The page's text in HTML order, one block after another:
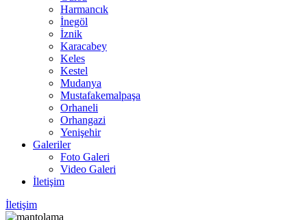
Harmancık
İnegöl
İznik
Karacabey
Keles
Kestel
Mudanya
Mustafakemalpaşa
Orhaneli
Orhangazi
Yenişehir
Galeriler
Foto Galeri
Video Galeri
İletişim
İletişim